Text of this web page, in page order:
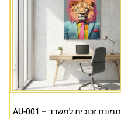
תמונת זכוכית למשרד – AU-001